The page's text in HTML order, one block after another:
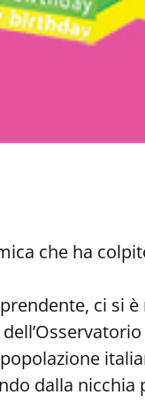
che ha
ci si
dalla